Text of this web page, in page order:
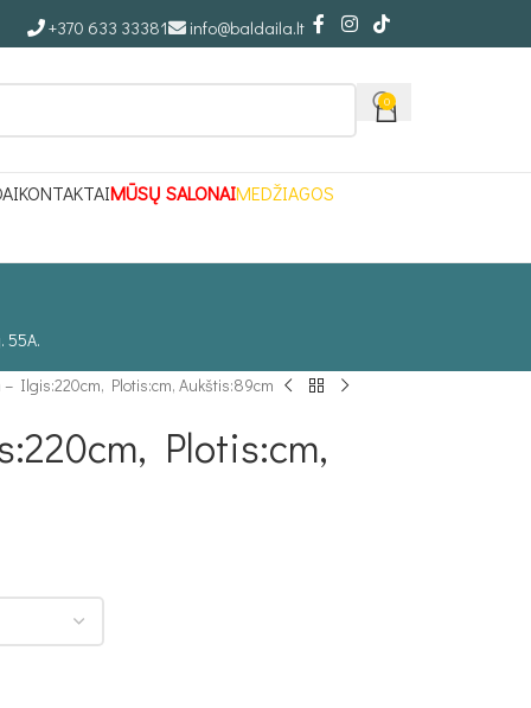
+370 633 33381 info@baldaila.lt
0
KONTAKTAIMŪSŲ SALONAIMEDŽIAGOS
55A.
– Ilgis:220cm, Plotis:cm, Aukštis:89cm
Plotis:cm,